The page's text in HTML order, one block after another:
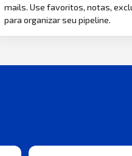
mails. Use favoritos, notas,
para organizar seu pipeline.